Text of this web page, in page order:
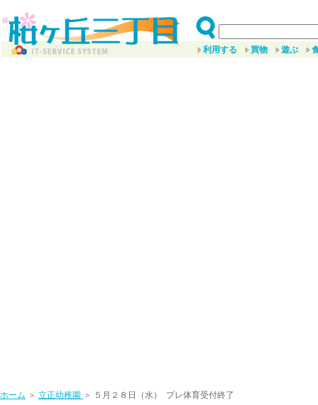
利用する 買物 遊ぶ
ホーム ＞ 立正幼稚園 ＞ ５月２８日（水） プレ体育受付終了